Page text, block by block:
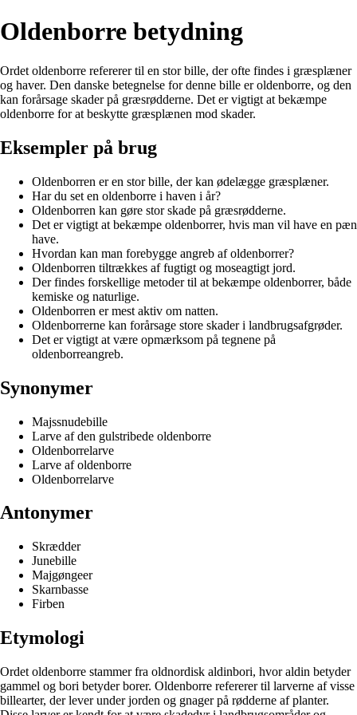
Oldenborre betydning
Ordet oldenborre refererer til en stor bille, der ofte findes i græsplæner
og haver. Den danske betegnelse for denne bille er oldenborre, og den
kan forårsage skader på græsrødderne. Det er vigtigt at bekæmpe
oldenborre for at beskytte græsplænen mod skader.
Eksempler på brug
Oldenborren er en stor bille, der kan ødelægge græsplæner.
Har du set en oldenborre i haven i år?
Oldenborren kan gøre stor skade på græsrødderne.
Det er vigtigt at bekæmpe oldenborrer, hvis man vil have en pæn
have.
Hvordan kan man forebygge angreb af oldenborrer?
Oldenborren tiltrækkes af fugtigt og moseagtigt jord.
Der findes forskellige metoder til at bekæmpe oldenborrer, både
kemiske og naturlige.
Oldenborren er mest aktiv om natten.
Oldenborrerne kan forårsage store skader i landbrugsafgrøder.
Det er vigtigt at være opmærksom på tegnene på
oldenborreangreb.
Synonymer
Majssnudebille
Larve af den gulstribede oldenborre
Oldenborrelarve
Larve af oldenborre
Oldenborrelarve
Antonymer
Skrædder
Junebille
Majgøngeer
Skarnbasse
Firben
Etymologi
Ordet oldenborre stammer fra oldnordisk aldinbori, hvor aldin betyder
gammel og bori betyder borer. Oldenborre refererer til larverne af visse
billearter, der lever under jorden og gnager på rødderne af planter.